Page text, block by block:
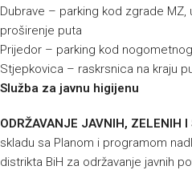
Dubrave – parking kod zgrade MZ,
proširenje puta
Prijedor – parking kod
Stjepkovica – raskrsnica na kraju
Služba za javnu higijenu
ODRŽAVANJE JAVNIH, ZELENIH
skladu sa Planom i programom
distrikta BiH za održavanje javnih